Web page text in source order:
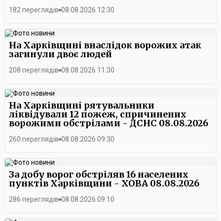
182 переглядів 08.08.2026 12:30
На Харківщині внаслідок ворожих атак
загинули двоє людей
208 переглядів 08.08.2026 11:30
На Харківщині рятувальники
ліквідували 12 пожеж, спричинених
ворожими обстрілами - ДСНС 08.08.2026
260 переглядів 08.08.2026 09:30
За добу ворог обстріляв 16 населених
пунктів Харківщини - ХОВА 08.08.2026
286 переглядів 08.08.2026 09:10